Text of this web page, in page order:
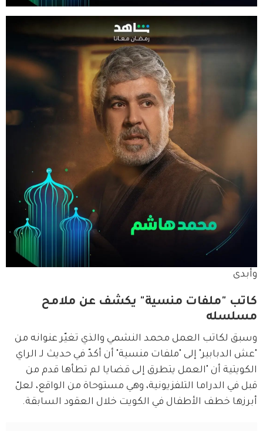
وأبدى
كاتب "ملفات منسية" يكشف عن ملامح
مسلسله
وسبق لكاتب العمل محمد النشمي والذي تغيّر عنوانه من
"عش الدبابير" إلى "ملفات منسية" أن أكدّ في حديث لـ الراي
الكويتية أن "العمل يتطرق إلى قضايا لم تطأها قدم من
قبل في الدراما التلفزيونية، وهي مستوحاة من الواقع، لعلّ
أبرزها خطف الأطفال في الكويت خلال العقود السابقة.